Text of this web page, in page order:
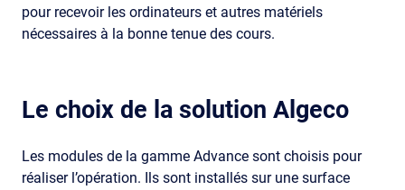
pour recevoir les ordinateurs et autres matériels
nécessaires à la bonne tenue des cours.
Le choix de la solution Algeco
Les modules de la gamme Advance sont choisis pour
réaliser l’opération. Ils sont installés sur une surface